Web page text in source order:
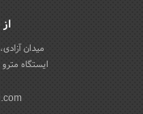
میدان
ایستگاه